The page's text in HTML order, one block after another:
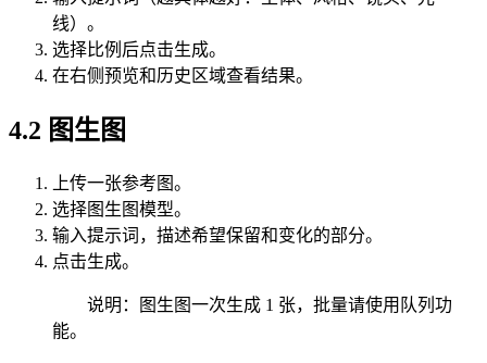
线）。
选择比例后点击生成。
在右侧预览和历史区域查看结果。
4.2 图生图
上传一张参考图。
选择图生图模型。
输入提示词，描述希望保留和变化的部分。
点击生成。
说明：图生图一次生成 1 张，批量请使用队列功
能。